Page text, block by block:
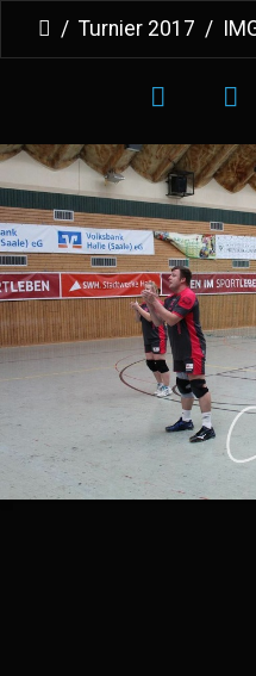
Turnier 2017